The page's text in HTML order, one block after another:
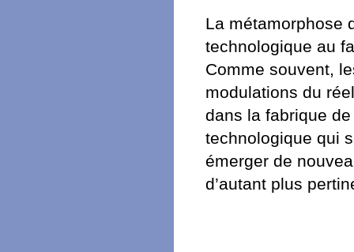
La métamorphose
technologique au
Comme souvent,
modulations du
dans la fabrique
technologique qui
émerger de
d’autant plus